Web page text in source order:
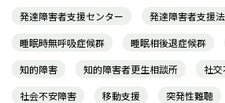
発達障害者支援センター
発達障害者支援法
睡眠時無呼吸症候群
睡眠相後退症候群
知的障害
知的障害者更生相談所
社
社会不安障害
移動支援 突発性難聴